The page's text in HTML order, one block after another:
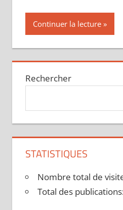
Continuer la lecture
Rechercher
STATISTIQUES
Nombre total de
Total des